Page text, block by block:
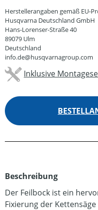
Herstellerangaben gemäß EU-
Husqvarna Deutschland GmbH
Hans-Lorenser-Straße 40
89079 Ulm
Deutschland
info.de@husqvarnagroup.com
Inklusive
Beschreibung
Der Feilbock ist ein
Fixierung der